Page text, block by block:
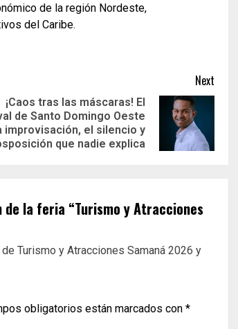
de la región Nordeste,
del Caribe.
Next
¡Caos tras las máscaras! El
de Santo Domingo Oeste
improvisación, el silencio y
que nadie explica
la feria “Turismo y Atracciones
Turismo y Atracciones Samaná 2026 y
obligatorios están marcados con *